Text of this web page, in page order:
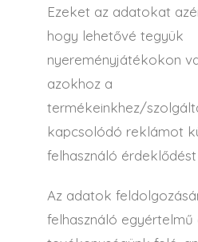
Ezeket az adatokat
hogy lehetővé tegyük
nyereményjátékokon
azokhoz a
termékeinkhez/
kapcsolódó reklámot
felhasználó
Az adatok
felhasználó